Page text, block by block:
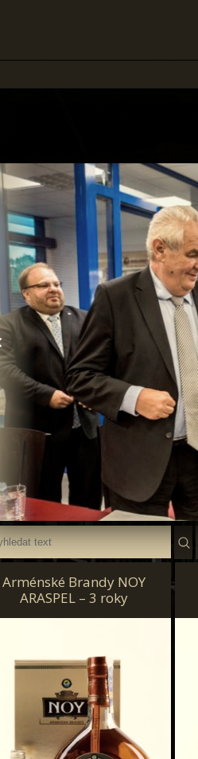
Arménské Brandy NOY
ARASPEL – 3 roky